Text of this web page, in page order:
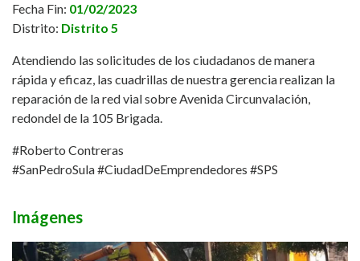
Fecha Fin: 01/02/2023
Distrito: Distrito 5
Atendiendo las solicitudes de los ciudadanos de manera
rápida y eficaz, las cuadrillas de nuestra gerencia realizan la
reparación de la red vial sobre Avenida Circunvalación,
redondel de la 105 Brigada.
#Roberto Contreras
#SanPedroSula #CiudadDeEmprendedores #SPS
Imágenes